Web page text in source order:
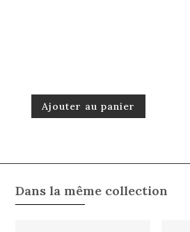
Ajouter au panier
Dans la même collection